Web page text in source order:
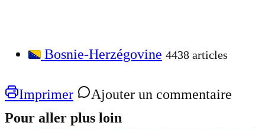
Bosnie-Herzégovine 4438 articles
Imprimer
Ajouter un commentaire
Pour aller plus loin